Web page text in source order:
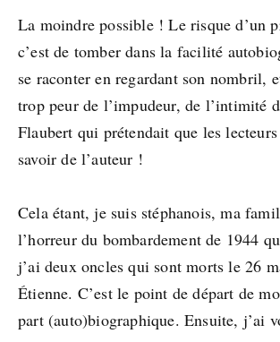
La moindre possible ! Le risque d’un
c’est de tomber dans la facilité
se raconter en regardant son nombril,
trop peur de l’impudeur, de l’intimité
Flaubert qui prétendait que les
savoir de l’auteur !
Cela étant, je suis stéphanois, ma
l’horreur du bombardement de 1944
j’ai deux oncles qui sont morts le 26
Étienne. C’est le point de départ de
part (auto)biographique. Ensuite, j’ai